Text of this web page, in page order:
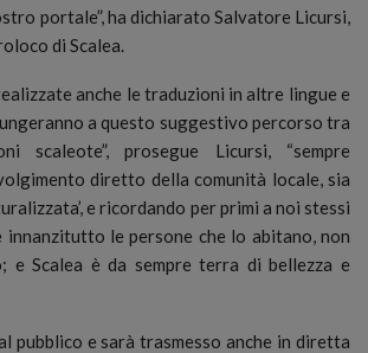
portale”, ha dichiarato Salvatore Licursi,
di Scalea.
anche le traduzioni in altre lingue e
a questo suggestivo percorso tra
scaleote”, prosegue Licursi, “sempre
diretto della comunità locale, sia
e ricordando per primi a noi stessi
le persone che lo abitano, non
e Scalea è da sempre terra di bellezza e
pubblico e sarà trasmesso anche in diretta